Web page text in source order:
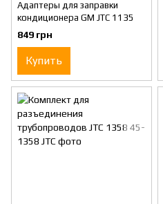
Адаптеры для заправки
кондиционера GM JTC 1135
849 грн
Купить